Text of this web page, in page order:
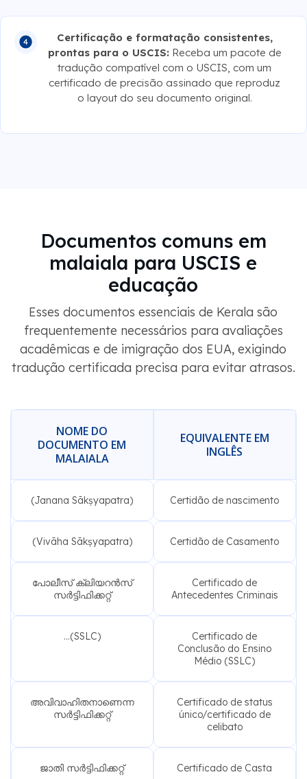
Certificação e formatação consistentes,
prontas para o USCIS: Receba um pacote de
tradução compatível com o USCIS, com um
certificado de precisão assinado que reproduz
o layout do seu documento original.
Documentos comuns em
malaiala para USCIS e
educação
Esses documentos essenciais de Kerala são
frequentemente necessários para avaliações
acadêmicas e de imigração dos EUA, exigindo
tradução certificada precisa para evitar atrasos.
NOME DO
DOCUMENTO EM
MALAIALA
EQUIVALENTE EM
INGLÊS
(Janana Sākṣyapatra) Certidão de nascimento
(Vivāha Sākṣyapatra) Certidão de Casamento
പോലീസ് ക്ലിയറൻസ്
സർട്ടിഫിക്കറ്റ്
Certificado de
Antecedentes Criminais
...(SSLC)
Certificado de
Conclusão do Ensino
Médio (SSLC)
അവിവാഹിതനാണെന്ന
സർട്ടിഫിക്കറ്റ്
Certificado de status
único/certificado de
celibato
ജാതി സർട്ടിഫിക്കറ്റ് Certificado de Casta